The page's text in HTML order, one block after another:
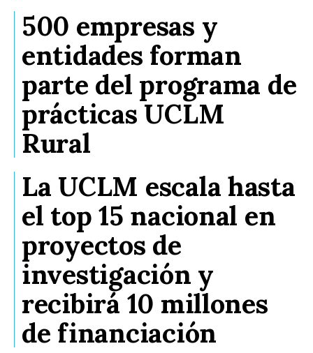
500 empresas y
entidades forman
parte del programa de
prácticas UCLM
Rural
La UCLM escala hasta
el top 15 nacional en
proyectos de
investigación y
recibirá 10 millones
de financiación